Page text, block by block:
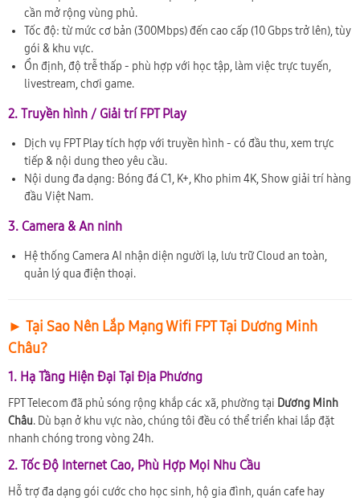
cần mở rộng vùng phủ.
Tốc độ: từ mức cơ bản (300Mbps) đến cao cấp (10 Gbps trở lên), tùy
gói & khu vực.
Ổn định, độ trễ thấp - phù hợp với học tập, làm việc trực tuyến,
livestream, chơi game.
2. Truyền hình / Giải trí FPT Play
Dịch vụ FPT Play tích hợp với truyền hình - có đầu thu, xem trực
tiếp & nội dung theo yêu cầu.
Nội dung đa dạng: Bóng đá C1, K+, Kho phim 4K, Show giải trí hàng
đầu Việt Nam.
3. Camera & An ninh
Hệ thống Camera AI nhận diện người lạ, lưu trữ Cloud an toàn,
quản lý qua điện thoại.
► Tại Sao Nên Lắp Mạng Wifi FPT Tại Dương Minh
Châu?
1. Hạ Tầng Hiện Đại Tại Địa Phương
FPT Telecom đã phủ sóng rộng khắp các xã, phường tại Dương Minh
Châu. Dù bạn ở khu vực nào, chúng tôi đều có thể triển khai lắp đặt
nhanh chóng trong vòng 24h.
2. Tốc Độ Internet Cao, Phù Hợp Mọi Nhu Cầu
Hỗ trợ đa dạng gói cước cho học sinh, hộ gia đình, quán cafe hay